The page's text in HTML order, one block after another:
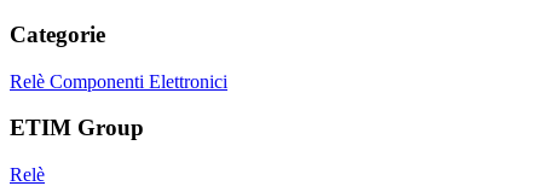
Categorie
Relè Componenti Elettronici
ETIM Group
Relè